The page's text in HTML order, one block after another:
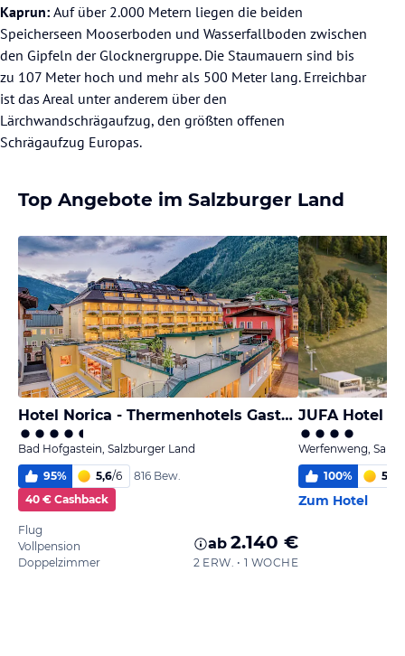
Kaprun: Auf über 2.000 Metern liegen die beiden
Speicherseen Mooserboden und Wasserfallboden zwischen
den Gipfeln der Glocknergruppe. Die Staumauern sind bis
zu 107 Meter hoch und mehr als 500 Meter lang. Erreichbar
ist das Areal unter anderem über den
Lärchwandschrägaufzug, den größten offenen
Schrägaufzug Europas.
Top Angebote im Salzburger Land
Hotel Norica - Thermenhotels Gastein
Bad Hofgastein, Salzburger Land
95% 5,6/6
816 Bew.
40 € Cashback
Flug
Vollpension
Doppelzimmer
ab 2.140 €
2 ERW. • 1 WOCHE
JUFA Hotel
Werfenweng,
100% 5,2
Zum Hotel